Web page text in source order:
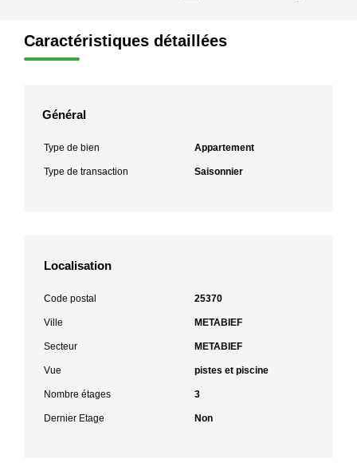
Caractéristiques détaillées
Général
Type de bien Appartement
Type de transaction Saisonnier
Localisation
Code postal 25370
Ville METABIEF
Secteur METABIEF
Vue pistes et piscine
Nombre étages 3
Dernier Etage Non